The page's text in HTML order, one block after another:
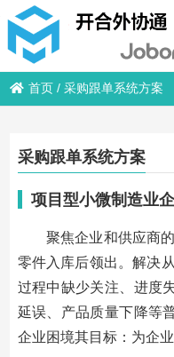
首页 /采购跟单系统方案
采购跟单系统方案
项目型小微制造业
聚焦企业和供应商
零件入库后领出。解决
过程中缺少关注、进度
延误、产品质量下降等
企业困境其目标：为企